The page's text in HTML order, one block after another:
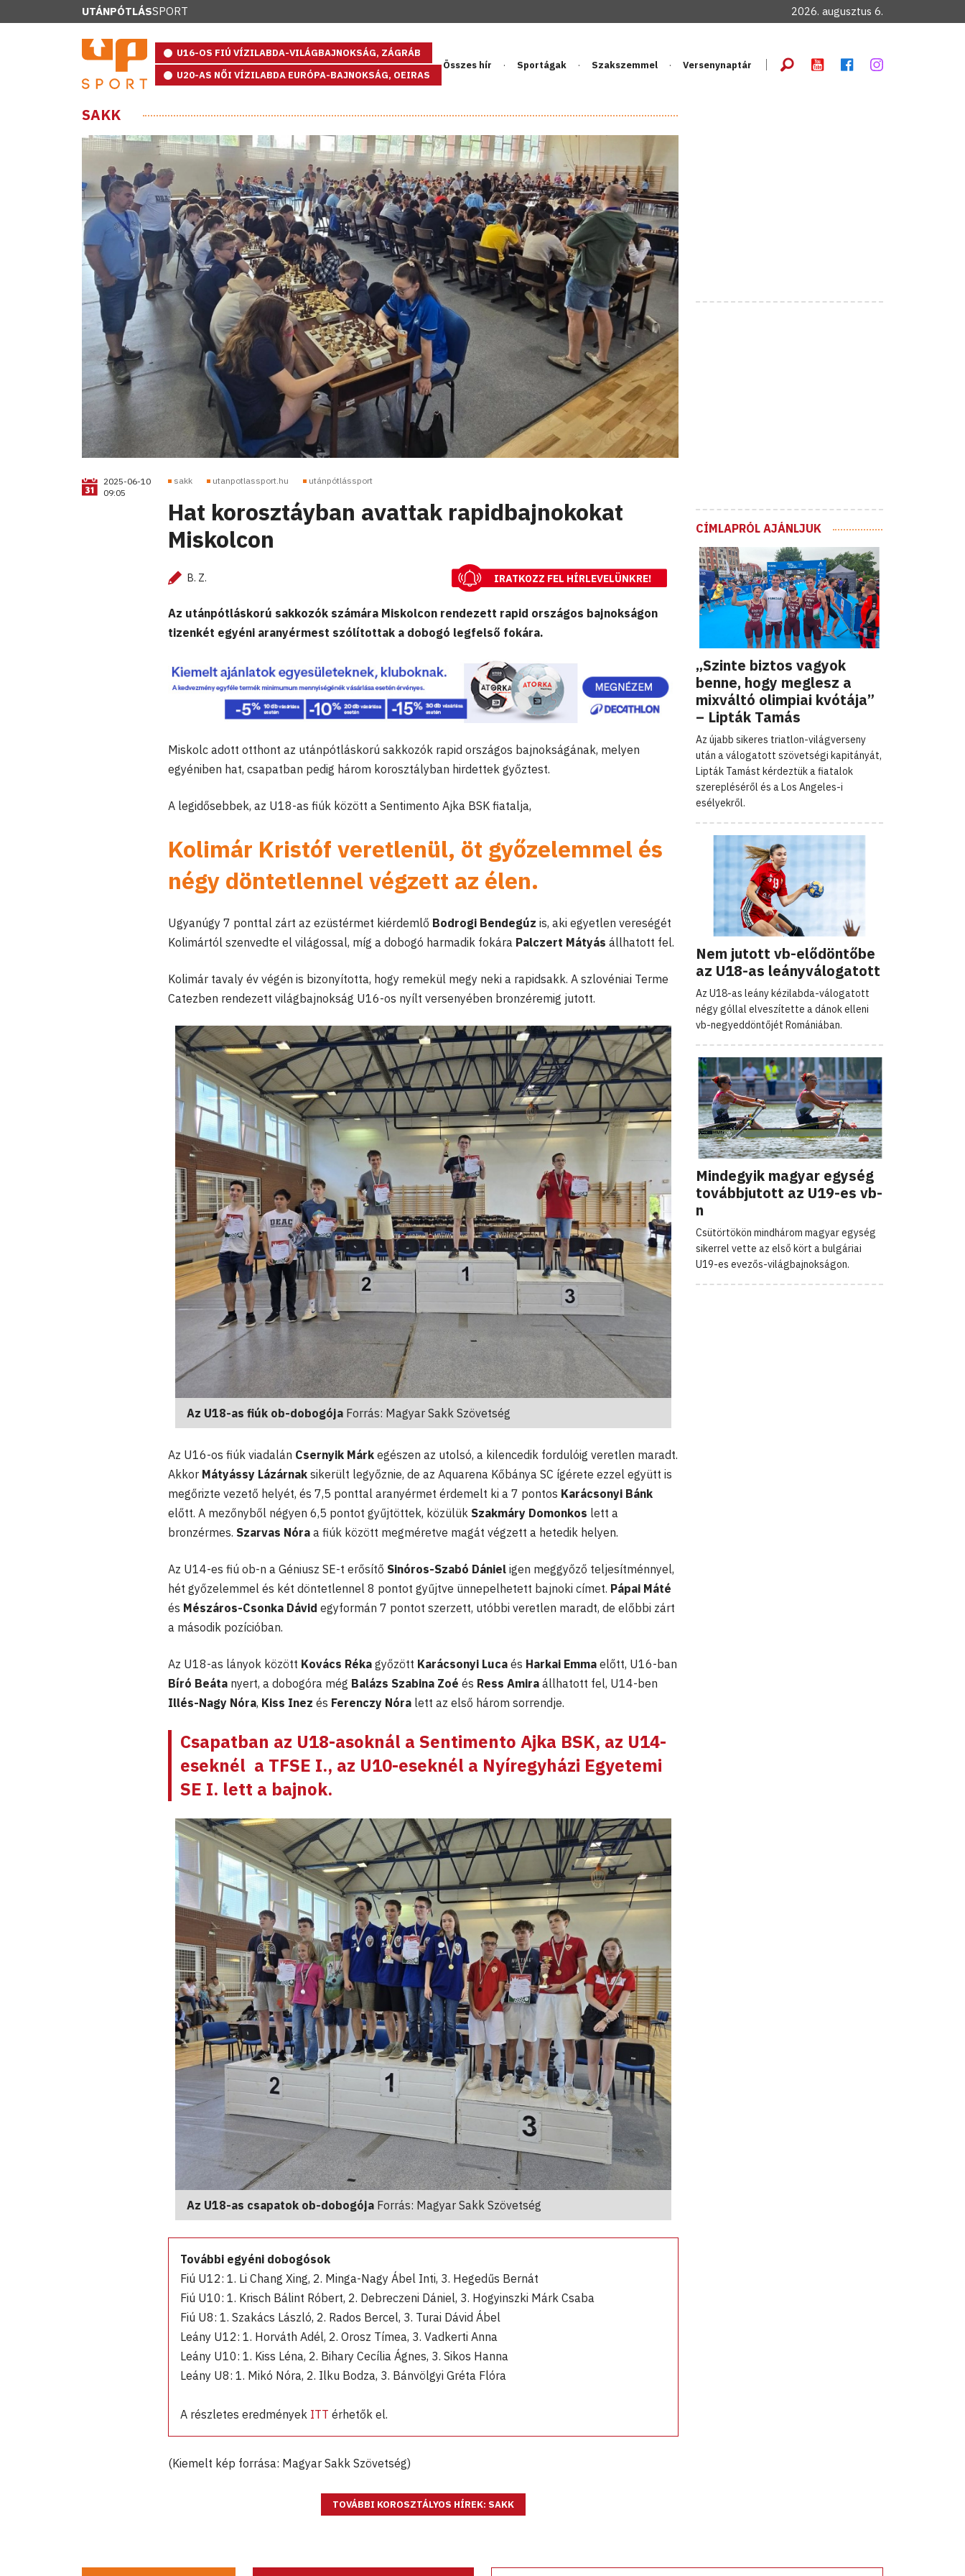
UTÁNPÓTLÁSSPORT 2026. augusztus 6.
U16-OS FIÚ VÍZILABDA-VILÁGBAJNOKSÁG, ZÁGRÁB
U20-AS NŐI VÍZILABDA EURÓPA-BAJNOKSÁG, OEIRAS
Összes hír Sportágak Szakszemmel Versenynaptár
SAKK
2025-06-10
09:05
sakk utanpotlassport.hu utánpótlássport
Hat korosztáyban avattak rapidbajnokokat
Miskolcon
B. Z. IRATKOZZ FEL HÍRLEVELÜNKRE!
Az utánpótláskorú sakkozók számára Miskolcon rendezett rapid országos bajnokságon
tizenkét egyéni aranyérmest szólítottak a dobogó legfelső fokára.
Miskolc adott otthont az utánpótláskorú sakkozók rapid országos bajnokságának, melyen
egyéniben hat, csapatban pedig három korosztályban hirdettek győztest.
A legidősebbek, az U18-as fiúk között a Sentimento Ajka BSK fiatalja,
Kolimár Kristóf veretlenül, öt győzelemmel és
négy döntetlennel végzett az élen.
Ugyanúgy 7 ponttal zárt az ezüstérmet kiérdemlő Bodrogi Bendegúz is, aki egyetlen vereségét
Kolimártól szenvedte el világossal, míg a dobogó harmadik fokára Palczert Mátyás állhatott fel.
Kolimár tavaly év végén is bizonyította, hogy remekül megy neki a rapidsakk. A szlovéniai Terme
Catezben rendezett világbajnokság U16-os nyílt versenyében bronzéremig jutott.
Az U18-as fiúk ob-dobogója Forrás: Magyar Sakk Szövetség
Az U16-os fiúk viadalán Csernyik Márk egészen az utolsó, a kilencedik fordulóig veretlen maradt.
Akkor Mátyássy Lázárnak sikerült legyőznie, de az Aquarena Kőbánya SC ígérete ezzel együtt is
megőrizte vezető helyét, és 7,5 ponttal aranyérmet érdemelt ki a 7 pontos Karácsonyi Bánk
előtt. A mezőnyből négyen 6,5 pontot gyűjtöttek, közülük Szakmáry Domonkos lett a
bronzérmes. Szarvas Nóra a fiúk között megméretve magát végzett a hetedik helyen.
Az U14-es fiú ob-n a Géniusz SE-t erősítő Sinóros-Szabó Dániel igen meggyőző teljesítménnyel,
hét győzelemmel és két döntetlennel 8 pontot gyűjtve ünnepelhetett bajnoki címet. Pápai Máté
és Mészáros-Csonka Dávid egyformán 7 pontot szerzett, utóbbi veretlen maradt, de előbbi zárt
a második pozícióban.
Az U18-as lányok között Kovács Réka győzött Karácsonyi Luca és Harkai Emma előtt, U16-ban
Bíró Beáta nyert, a dobogóra még Balázs Szabina Zoé és Ress Amira állhatott fel, U14-ben
Illés-Nagy Nóra, Kiss Inez és Ferenczy Nóra lett az első három sorrendje.
Csapatban az U18-asoknál a Sentimento Ajka BSK, az U14-
eseknél a TFSE I., az U10-eseknél a Nyíregyházi Egyetemi
SE I. lett a bajnok.
Az U18-as csapatok ob-dobogója Forrás: Magyar Sakk Szövetség
További egyéni dobogósok
Fiú U12: 1. Li Chang Xing, 2. Minga-Nagy Ábel Inti, 3. Hegedűs Bernát
Fiú U10: 1. Krisch Bálint Róbert, 2. Debreczeni Dániel, 3. Hogyinszki Márk Csaba
Fiú U8: 1. Szakács László, 2. Rados Bercel, 3. Turai Dávid Ábel
Leány U12: 1. Horváth Adél, 2. Orosz Tímea, 3. Vadkerti Anna
Leány U10: 1. Kiss Léna, 2. Bihary Cecília Ágnes, 3. Sikos Hanna
Leány U8: 1. Mikó Nóra, 2. Ilku Bodza, 3. Bánvölgyi Gréta Flóra
A részletes eredmények ITT érhetők el.
(Kiemelt kép forrása: Magyar Sakk Szövetség)
TOVÁBBI KOROSZTÁLYOS HÍREK: SAKK
CÍMLAPRÓL AJÁNLJUK
„Szinte biztos vagyok
benne, hogy meglesz a
mixváltó olimpiai kvótája”
– Lipták Tamás
Az újabb sikeres triatlon-világverseny
után a válogatott szövetségi kapitányát,
Lipták Tamást kérdeztük a fiatalok
szerepléséről és a Los Angeles-i
esélyekről.
Nem jutott vb-elődöntőbe
az U18-as leányválogatott
Az U18-as leány kézilabda-válogatott
négy góllal elveszítette a dánok elleni
vb-negyeddöntőjét Romániában.
Mindegyik magyar egység
továbbjutott az U19-es vb-
n
Csütörtökön mindhárom magyar egység
sikerrel vette az első kört a bulgáriai
U19-es evezős-világbajnokságon.